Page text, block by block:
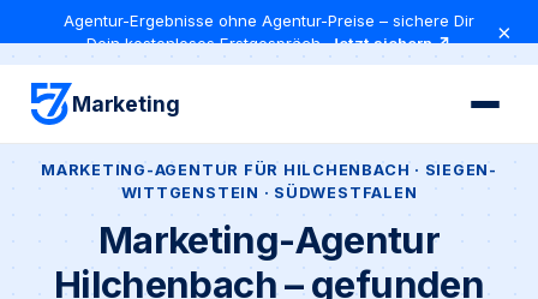
Agentur-Ergebnisse ohne Agentur-Preise – sichere Dir
Dein kostenloses ErstgesprächJetzt sichern ↗ ×
Marketing
MARKETING-AGENTUR FÜR HILCHENBACH · SIEGEN-
WITTGENSTEIN · SÜDWESTFALEN
Marketing-Agentur
Hilchenbach – gefunden